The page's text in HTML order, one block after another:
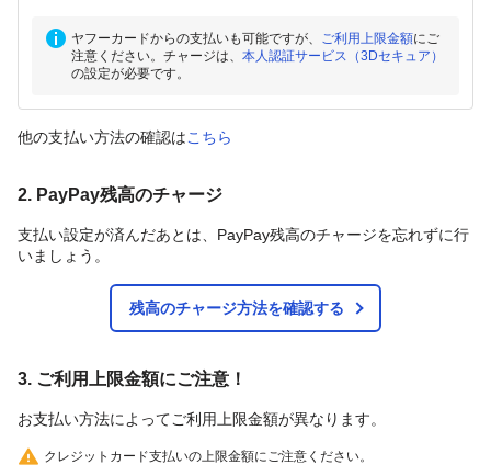
ヤフーカードからの支払いも可能ですが、 ご利用上限金額にご
注意ください。チャージは、 本人認証サービス（3Dセキュア）
の設定が必要です。
他の支払い方法の確認はこちら
2. PayPay残高のチャージ
支払い設定が済んだあとは、PayPay残高のチャージを忘れずに行
いましょう。
残高のチャージ方法を確認する
3. ご利用上限金額にご注意！
お支払い方法によってご利用上限金額が異なります。
クレジットカード支払いの上限金額にご注意ください。